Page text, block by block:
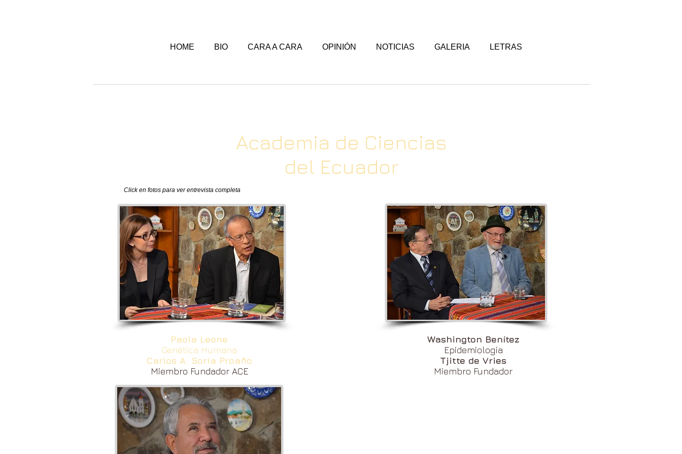
HOME BIO CARA A CARA OPINIÓN NOTICIAS GALERIA LETRAS
Paola Leone
Genética Humana
Carlos A. Soria Proaño
Miembro Fundador ACE
Washington Benítez
Epidemiología
Tjitte de Vries
Miembro Fundador
Click en fotos para ver entrevista completa
Academia de Ciencias
del Ecuador